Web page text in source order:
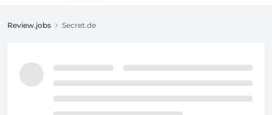
Review.jobs Secret.de